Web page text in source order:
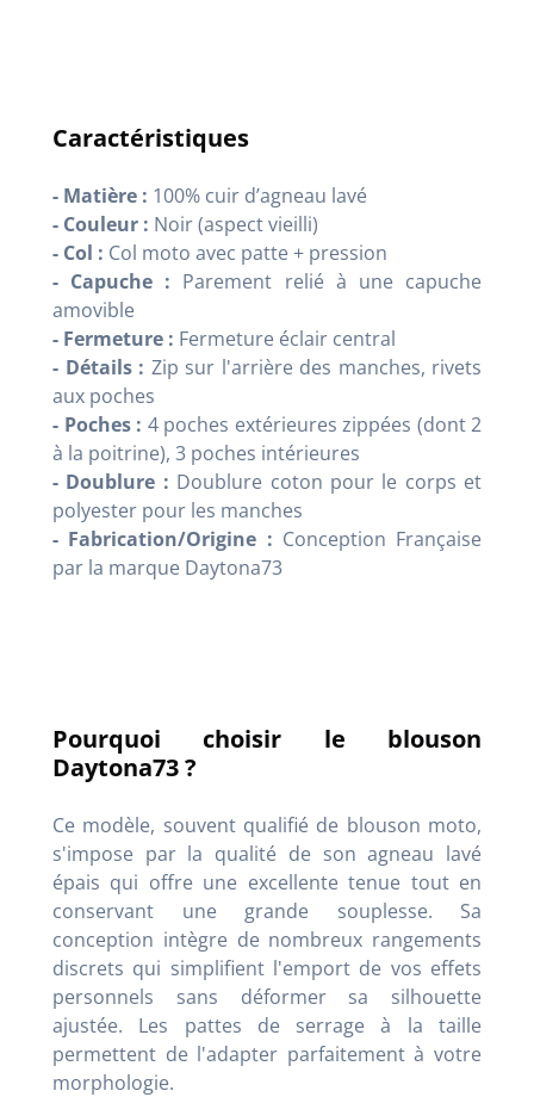
Caractéristiques
- Matière : 100% cuir d’agneau lavé
- Couleur : Noir (aspect vieilli)
- Col : Col moto avec patte + pression
- Capuche : Parement relié à une capuche
amovible
- Fermeture : Fermeture éclair central
- Détails : Zip sur l'arrière des manches, rivets
aux poches
- Poches : 4 poches extérieures zippées (dont 2
à la poitrine), 3 poches intérieures
- Doublure : Doublure coton pour le corps et
polyester pour les manches
- Fabrication/Origine : Conception Française
par la marque Daytona73
Pourquoi choisir le blouson
Daytona73 ?
Ce modèle, souvent qualifié de blouson moto,
s'impose par la qualité de son agneau lavé
épais qui offre une excellente tenue tout en
conservant une grande souplesse. Sa
conception intègre de nombreux rangements
discrets qui simplifient l'emport de vos effets
personnels sans déformer sa silhouette
ajustée. Les pattes de serrage à la taille
permettent de l'adapter parfaitement à votre
morphologie.